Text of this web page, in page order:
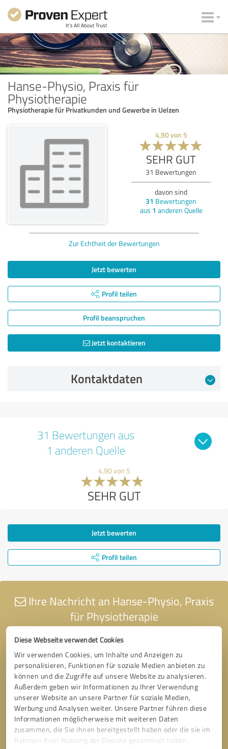
Diese Webseite verwendet Cookies
Wir verwenden Cookies, um Inhalte und Anzeigen zu
personalisieren, Funktionen für soziale Medien anbieten zu
können und die Zugriffe auf unsere Website zu analysieren.
Außerdem geben wir Informationen zu Ihrer Verwendung
unserer Website an unsere Partner für soziale Medien,
Werbung und Analysen weiter. Unsere Partner führen diese
Informationen möglicherweise mit weiteren Daten
zusammen, die Sie ihnen bereitgestellt haben oder die sie im
Rahmen Ihrer Nutzung der Dienste gesammelt haben.
Hanse-Physio, Praxis für
Physiotherapie
Physiotherapie für Privatkunden und Gewerbe in Uelzen
4,90von 5
SEHR GUT
31 Bewertungen
davon sind
31 Bewertungen
aus 1 anderen Quelle
Zur Echtheit der Bewertungen
Jetzt bewerten
Profil teilen
Profil beanspruchen
Jetzt kontaktieren
Kontaktdaten
31 Bewertungen aus
1 anderen Quelle
4,90 von 5
SEHR GUT
Jetzt bewerten
Profil teilen
Ihre Nachricht an Hanse-Physio, Praxis
für Physiotherapie